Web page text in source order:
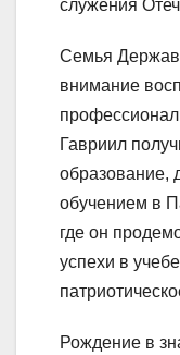
служения
Семья
внимание
Гавриил
образование,
обучением в
где он
успехи в
Рождение в